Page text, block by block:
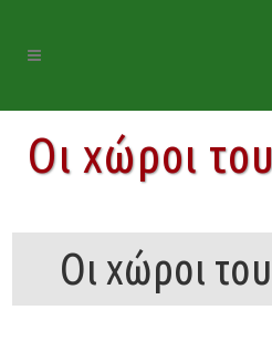
Οι χώροι
Οι χώροι